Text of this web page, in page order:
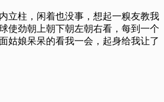
立柱，闲着也没事，想起一糗友教我
使劲朝上朝下朝左朝右看，每到一个
姑娘呆呆的看我一会，起身给我让了